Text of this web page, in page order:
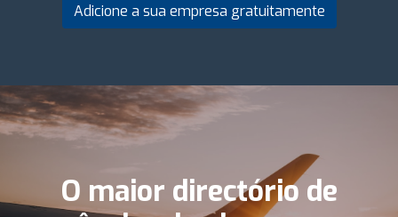
Adicione a sua empresa gratuitamente
O maior directório de